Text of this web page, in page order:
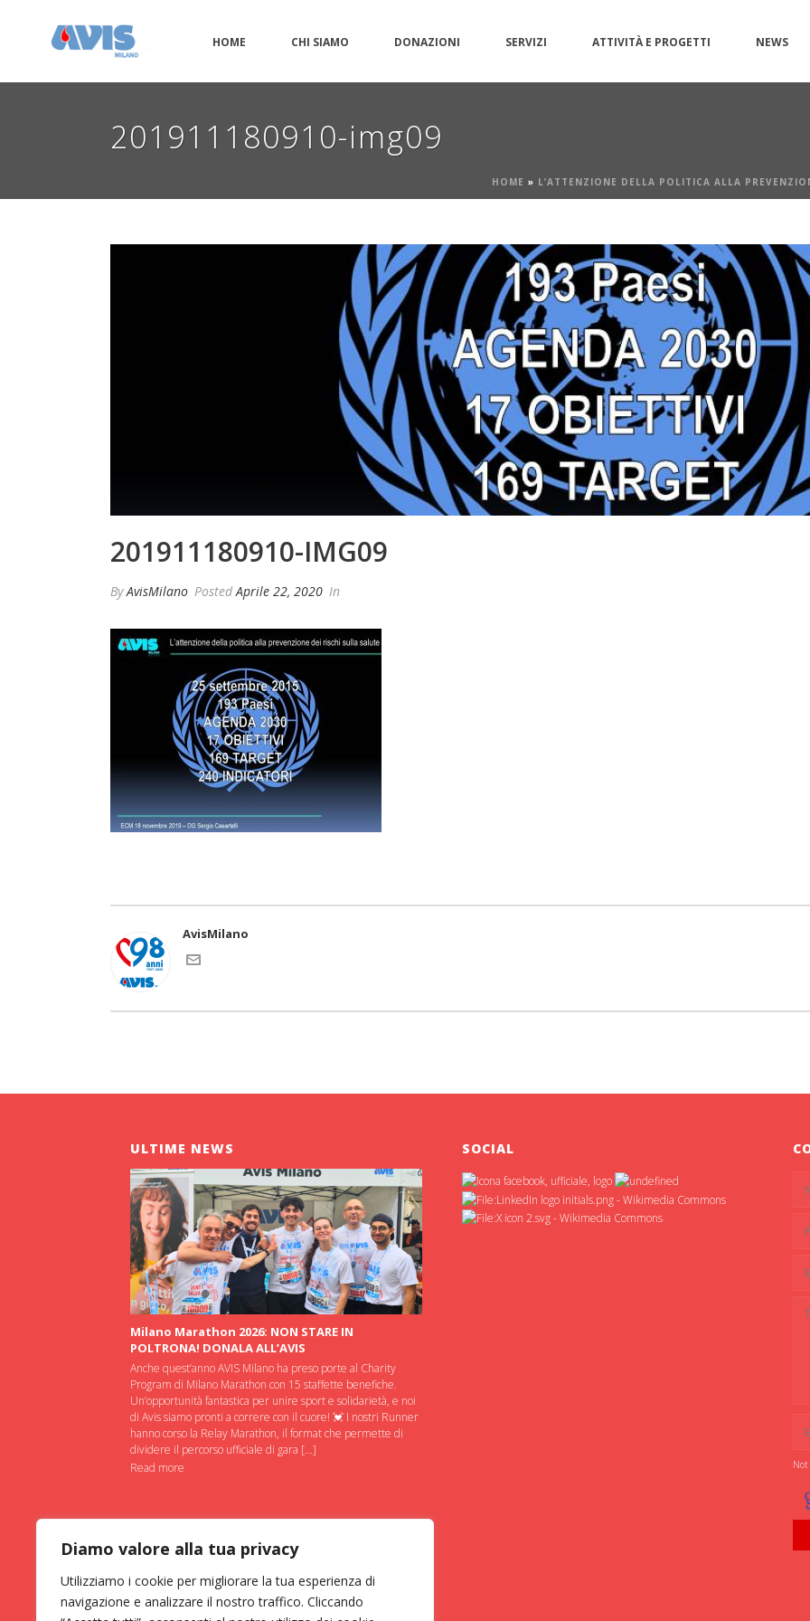
Diamo valore alla tua privacy
Utilizziamo i cookie per migliorare la tua esperienza di
navigazione e analizzare il nostro traffico. Cliccando
HOME CHI SIAMO DONAZIONI SERVIZI ATTIVITÀ E PROGETTI NEWS
201911180910-img09
HOME » L’ATTENZIONE DELLA POLITICA ALLA
201911180910-IMG09
ByAvisMilano PostedAprile 22, 2020 In
AvisMilano
ULTIME NEWS
Milano Marathon 2026: NON STARE IN
POLTRONA! DONALA ALL’AVIS
Anche quest’anno AVIS Milano ha preso porte al Charity
Program di Milano Marathon con 15 staffette benefiche.
Un’opportunità fantastica per unire sport e solidarietà, e noi
di Avis siamo pronti a correre con il cuore! 💓 I nostri Runner
hanno corso la Relay Marathon, il format che permette di
dividere il percorso ufficiale di gara […]
Read more
SOCIAL